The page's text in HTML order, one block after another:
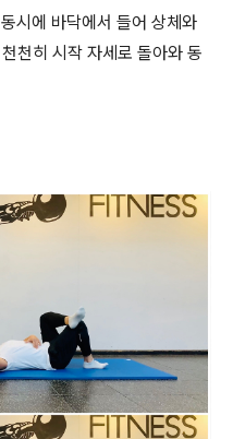
시에 바닥에서 들어 상체와
천히 시작 자세로 돌아와 동